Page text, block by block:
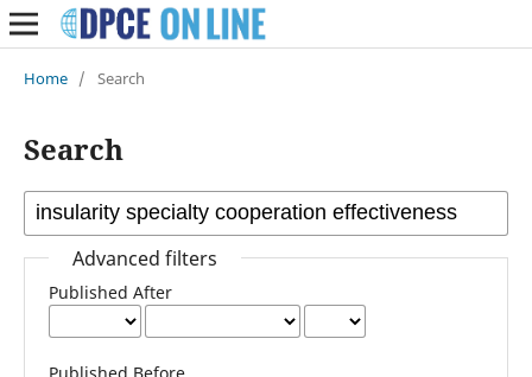
Home / Search
Search
Advanced filters
Published After